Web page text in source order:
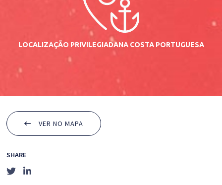
LOCALIZAÇÃO PRIVILEGIADANA COSTA PORTUGUESA
VER NO MAPA
SHARE